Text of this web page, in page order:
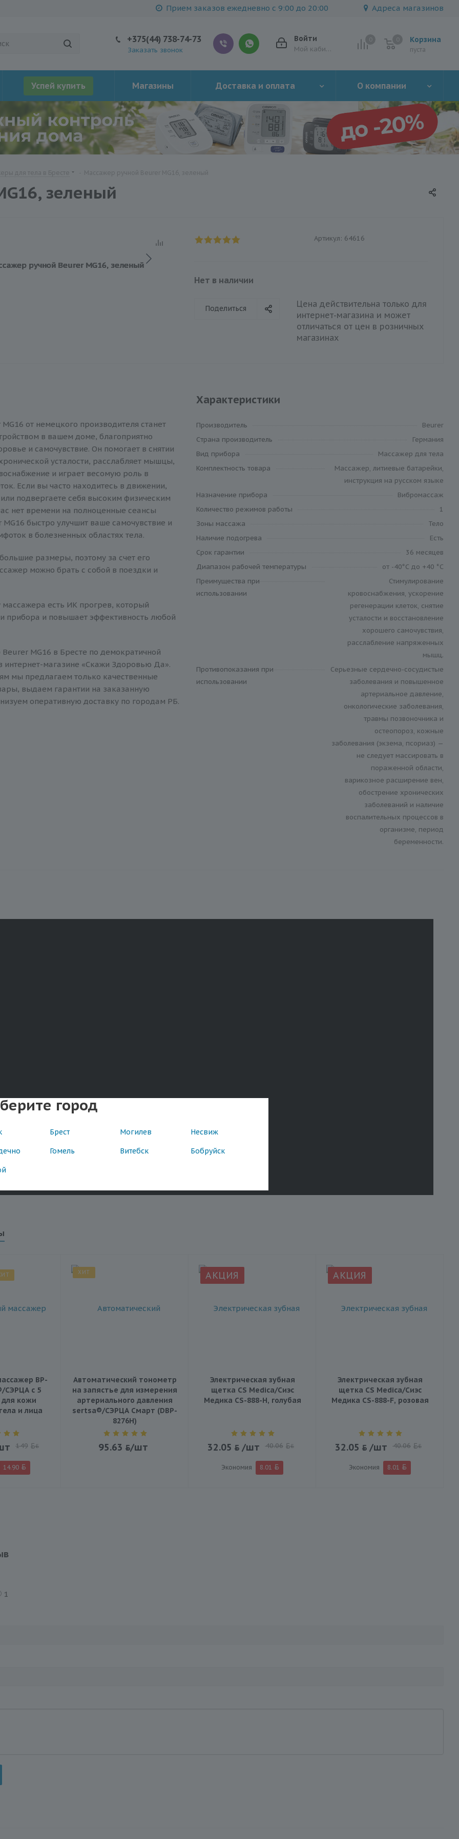
город
Брест Могилев Несвиж
Гомель Витебск Бобруйск
Прием заказов ежедневно с 9:00 до 20:00 Адреса магазинов
Корзина
пуста
Войти
Мой кабинет
+375(44) 738-74-73
Заказать звонок
Успей купить Магазины Доставка и оплата О компании
зеленый
Артикул: 64616
Нет в наличии
Поделиться
Цена действительна только для
интернет-магазина и может
отличаться от цен в розничных
магазинах
от немецкого производителя станет
в вашем доме, благоприятно
и самочувствие. Он помогает в снятии
усталости, расслабляет мышцы,
и играет весомую роль в
Если вы часто находитесь в движении,
подвергаете себя высоким физическим
нет времени на полноценные сеансы
быстро улучшит ваше самочувствие и
в болезненных областях тела.
размеры, поэтому за счет его
можно брать с собой в поездки и
массажера есть ИК прогрев, который
прибора и повышает эффективность любой
MG16 в Бресте по демократичной
интернет-магазине «Скажи Здоровью Да».
мы предлагаем только качественные
выдаем гарантии на заказанную
оперативную доставку по городам РБ.
Характеристики
Производитель
Beurer
Cтрана производитель
Германия
Вид прибора
Массажер для тела
Комплектность товара
Массажер, литиевые батарейки,
инструкция на русском языке
Назначение прибора
Вибромассаж
Количество режимов работы
1
Зоны массажа
Тело
Наличие подогрева
Есть
Срок гарантии
36 месяцев
Диапазон рабочей температуры
от -40°С до +40 °С
Преимущества при
использовании
Стимулирование
кровоснабжения, ускорение
регенерации клеток, снятие
усталости и восстановление
хорошего самочувствия,
расслабление напряженных
мышц.
Противопоказания при
использовании
Серьезные сердечно-сосудистые
заболевания и повышенное
артериальное давление,
онкологические заболевания,
травмы позвоночника и
остеопороз, кожные
заболевания (экзема, псориаз) —
не следует массировать в
пораженной области,
варикозное расширение вен,
обострение хронических
заболеваний и наличие
воспалительных процессов в
организме, период
беременности.
BP-
СЭРЦА с 5
кожи
и лица
149 BYN
14.90
ХИТ
Автоматический тонометр
на запястье для измерения
артериального давления
sertsa®/СЭРЦА Смарт (DBP-
8276H)
95.63 /шт
АКЦИЯ
Электрическая зубная
щетка CS Medica/Сиэс
Медика CS-888-H, голубая
32.05 /шт 40.06 BYN
Экономия 8.01
АКЦИЯ
Электрическая зубная
щетка CS Medica/Сиэс
Медика CS-888-F, розовая
32.05 /шт 40.06 BYN
Экономия 8.01
1